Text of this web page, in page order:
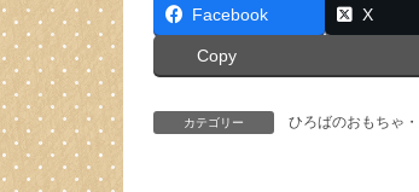
Facebook X
Copy
カテゴリー ひろばのおもちゃ